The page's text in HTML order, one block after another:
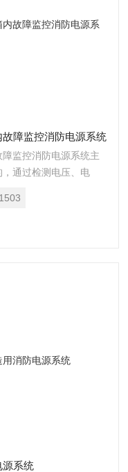
障监控消防电源系统
监控消防电源系统主
通过检测电压、电
消防设备电源时刻处
品主要适用于新建、
1503
源系统